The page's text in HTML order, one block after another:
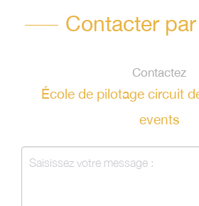
Contacter
Contactez
École de pilotage circuit
events